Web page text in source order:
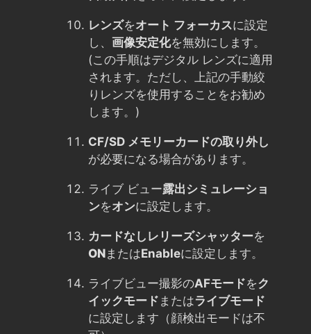
レンズをオート フォーカスに設定
し、 画像安定化を無効にします。
(この手順はデジタル レンズに適用
されます。ただし、上記の手動絞
りレンズを使用することをお勧め
します。)
CF/SD メモリーカードの取り外し
が必要になる場合があります。
ライブ ビュー露出シミュレーショ
ンをオンに設定します。
カードなしレリーズシャッターを
ON またはEnableに設定します。
ライブビュー撮影のAFモードをク
イックモード またはライブモード
に設定します（顔検出モードは不